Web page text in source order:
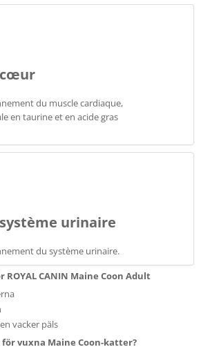
du muscle cardiaque,
en taurine et en acide gras
urinaire
du système urinaire.
CANIN Maine Coon Adult
vacker päls
vuxna Maine Coon-katter?